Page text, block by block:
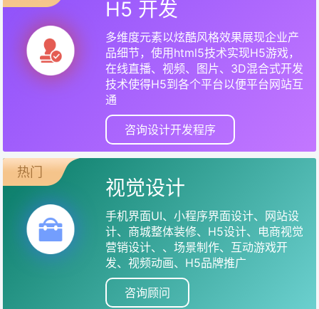
H5 开发
多维度元素以炫酷风格效果展现企业产
品细节，使用html5技术实现H5游戏，
在线直播、视频、图片、3D混合式开发
技术使得H5到各个平台以便平台网站互
通
咨询设计开发程序
热门
视觉设计
手机界面UI、小程序界面设计、网站设
计、商城整体装修、H5设计、电商视觉
营销设计、、场景制作、互动游戏开
发、视频动画、H5品牌推广
咨询顾问